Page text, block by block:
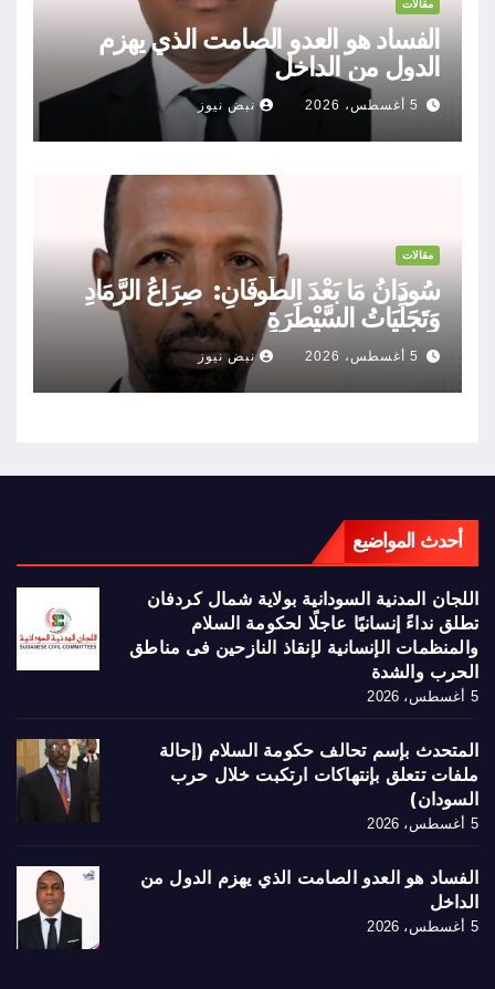
مقالات
الفساد هو العدو الصامت الذي يهزم
الدول من الداخل
5 أغسطس، 2026 نبض نيوز
مقالات
سُودَانُ مَا بَعْدَ الطُّوفَانِ: صِرَاعُ الرَّمَادِ
وَتَجَلِّيَاتُ السَّيْطَرَةِ
5 أغسطس، 2026 نبض نيوز
أحدث المواضيع
اللجان المدنية السودانية بولاية شمال كردفان
تطلق نداءً إنسانيًا عاجلًا لحكومة السلام
والمنظمات الإنسانية لإنقاذ النازحين فى مناطق
الحرب والشدة
5 أغسطس، 2026
المتحدث بإسم تحالف حكومة السلام (إحالة
ملفات تتعلق بإنتهاكات ارتكبت خلال حرب
السودان)
5 أغسطس، 2026
الفساد هو العدو الصامت الذي يهزم الدول من
الداخل
5 أغسطس، 2026